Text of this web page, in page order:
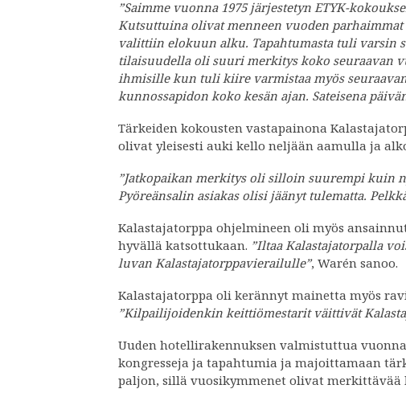
”Saimme vuonna 1975 järjestetyn ETYK-
Kutsuttuina olivat menneen vuoden
valittiin elokuun alku. Tapahtumasta tuli varsin
tilaisuudella oli suuri merkitys koko seuraavan
ihmisille kun tuli kiire varmistaa myös
kunnossapidon koko kesän ajan. Sateisena
Tärkeiden kokousten vastapainona
olivat yleisesti auki kello neljään aamulla ja
”Jatkopaikan merkitys oli silloin suurempi kuin
Pyöreänsalin asiakas olisi jäänyt tulematta.
Kalastajatorppa ohjelmineen oli myös
hyvällä katsottukaan. ”Iltaa Kalastajatorpalla
luvan Kalastajatorppavierailulle”, Warén sanoo.
Kalastajatorppa oli kerännyt mainetta myös
”Kilpailijoidenkin keittiömestarit väittivät
Uuden hotellirakennuksen valmistuttua
kongresseja ja tapahtumia ja majoittamaan
paljon, sillä vuosikymmenet olivat